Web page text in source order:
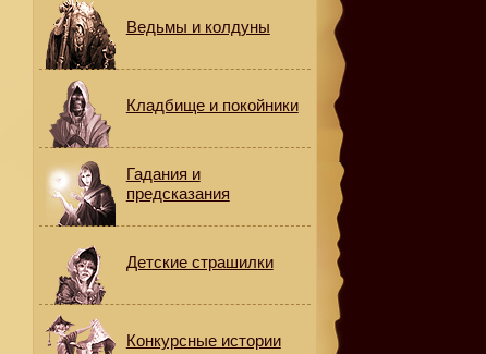
Ведьмы и колдуны
Кладбище и покойники
Гадания и
предсказания
Детские страшилки
Конкурсные истории